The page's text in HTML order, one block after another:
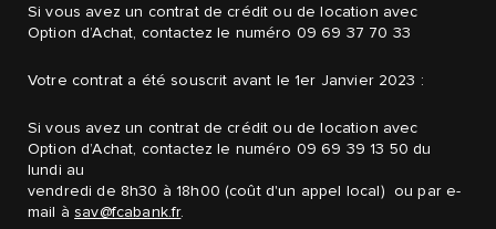
Si vous avez un contrat de crédit ou de location avec
Option d’Achat, contactez le numéro 09 69 37 70 33
Votre contrat a été souscrit avant le 1er Janvier 2023 :
Si vous avez un contrat de crédit ou de location avec
Option d’Achat, contactez le numéro 09 69 39 13 50 du
lundi au
vendredi de 8h30 à 18h00 (coût d'un appel local) ou par e-
mail à sav@fcabank.fr.